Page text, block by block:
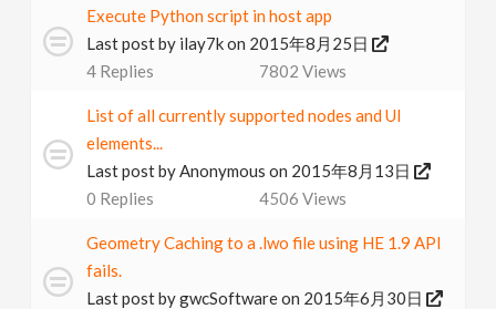
Execute Python script in host app
Last post by ilay7kon 2015年8月25日
4 Replies 7802 Views
List of all currently supported nodes and UI
elements...
Last post byAnonymous on 2015年8月13日
0 Replies 4506 Views
Geometry Caching to a .lwo file using HE 1.9 API
fails.
Last post bygwcSoftwareon 2015年6月30日